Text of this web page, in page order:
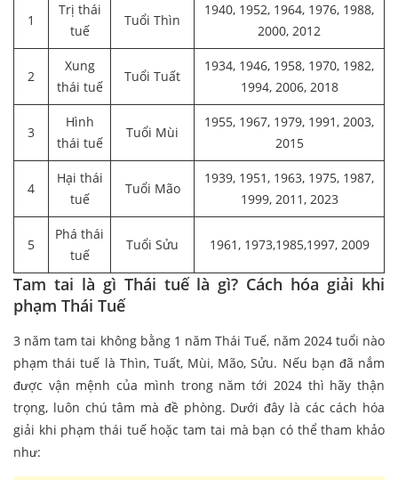
1
Trị thái
tuế
Tuổi Thìn
1940, 1952, 1964, 1976, 1988,
2000, 2012
2
Xung
thái tuế
Tuổi Tuất
1934, 1946, 1958, 1970, 1982,
1994, 2006, 2018
3
Hình
thái tuế
Tuổi Mùi
1955, 1967, 1979, 1991, 2003,
2015
4
Hại thái
tuế
Tuổi Mão
1939, 1951, 1963, 1975, 1987,
1999, 2011, 2023
5
Phá thái
tuế
Tuổi Sửu 1961, 1973,1985,1997, 2009
Tam tai là gì Thái tuế là gì? Cách hóa giải khi
phạm Thái Tuế
3 năm tam tai không bằng 1 năm Thái Tuế, năm 2024 tuổi nào
phạm thái tuế là Thìn, Tuất, Mùi, Mão, Sửu. Nếu bạn đã nắm
được vận mệnh của mình trong năm tới 2024 thì hãy thận
trọng, luôn chú tâm mà đề phòng. Dưới đây là các cách hóa
giải khi phạm thái tuế hoặc tam tai mà bạn có thể tham khảo
như: